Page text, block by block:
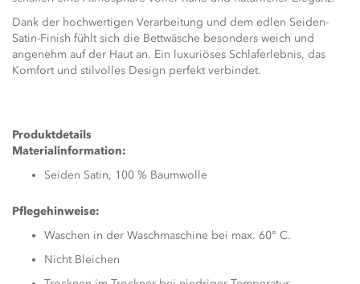
Dank der hochwertigen Verarbeitung und dem edlen Seiden-
Satin-Finish fühlt sich die Bettwäsche besonders weich und
angenehm auf der Haut an. Ein luxuriöses Schlaferlebnis, das
Komfort und stilvolles Design perfekt verbindet.
Produktdetails
Materialinformation:
Seiden Satin, 100 % Baumwolle
Pflegehinweise:
Waschen in der Waschmaschine bei max. 60° C.
Nicht Bleichen